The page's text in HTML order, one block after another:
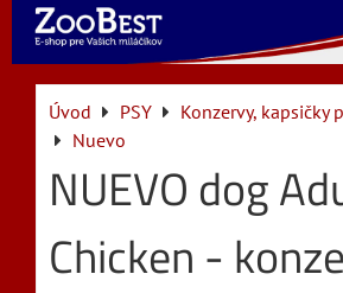
Úvod PSY
Konzervy, kapsičky
Nuevo
NUEVO dog
Chicken -